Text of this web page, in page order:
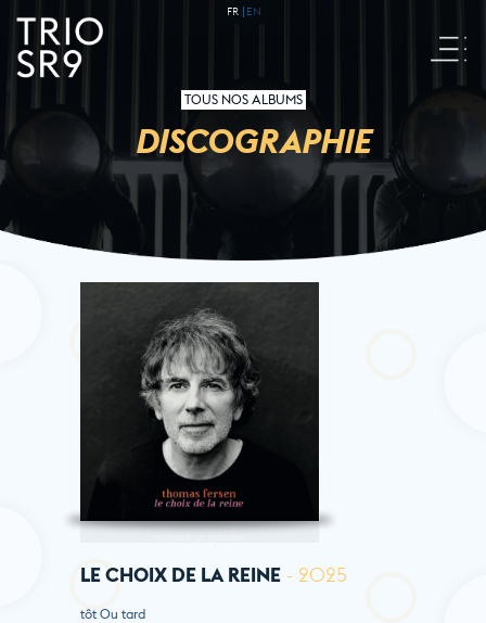
FR EN
TOUS NOS ALBUMS
DISCOGRAPHIE
LE CHOIX DE LA REINE - 2025
tôt Ou tard